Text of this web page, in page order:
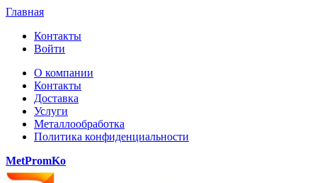
Главная
Контакты
Войти
О компании
Контакты
Доставка
Услуги
Металлообработка
Политика конфиденциальности
MetPromKo